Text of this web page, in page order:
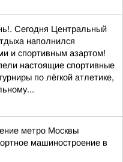
Сегодня Центральный
наполнился
и спортивным азартом!
настоящие спортивные
по лёгкой атлетике,
метро Москвы
машиностроение в